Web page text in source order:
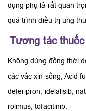
dụng phụ là rất quan
quá trình điều trị ung
Tương tác thuốc
Không dùng đồng thời
các vắc xin sống, Acid
deferipron, idelalisib,
rolimus, tofacitinib.